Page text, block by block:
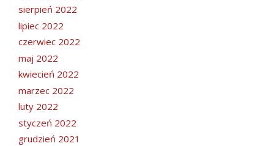
sierpień 2022
lipiec 2022
czerwiec 2022
maj 2022
kwiecień 2022
marzec 2022
luty 2022
styczeń 2022
grudzień 2021